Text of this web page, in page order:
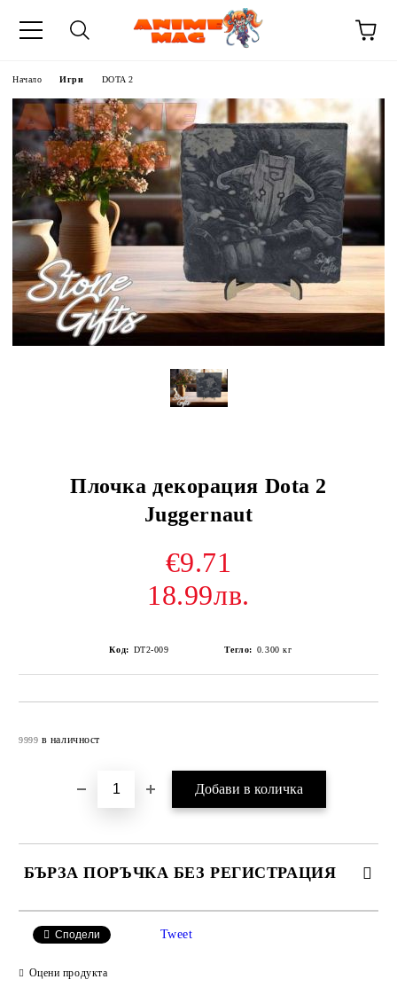
Начало Игри DOTA 2
Плочка декорация Dota 2
Juggernaut
€9.71
18.99лв.
Код: DT2-009 Тегло: 0.300 кг
9999 в наличност
БЪРЗА ПОРЪЧКА БЕЗ РЕГИСТРАЦИЯ
Сподели Tweet
Оцени продукта